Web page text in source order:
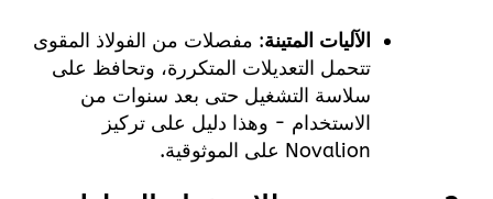
الآليات المتينة: مفصلات من الفولاذ المقوى
تتحمل التعديلات المتكررة، وتحافظ على
سلاسة التشغيل حتى بعد سنوات من
الاستخدام - وهذا دليل على تركيز
Novalion على الموثوقية.